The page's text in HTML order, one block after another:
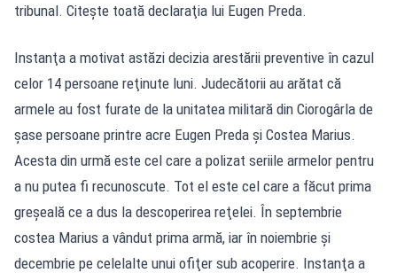
tribunal. Citeşte toată declaraţia lui Eugen Preda.
Instanţa a motivat astăzi decizia arestării preventive în cazul
celor 14 persoane reţinute luni. Judecătorii au arătat că
armele au fost furate de la unitatea militară din Ciorogârla de
şase persoane printre acre Eugen Preda şi Costea Marius.
Acesta din urmă este cel care a polizat seriile armelor pentru
a nu putea fi recunoscute. Tot el este cel care a făcut prima
greşeală ce a dus la descoperirea reţelei. În septembrie
costea Marius a vândut prima armă, iar în noiembrie şi
decembrie pe celelalte unui ofiţer sub acoperire. Instanţa a